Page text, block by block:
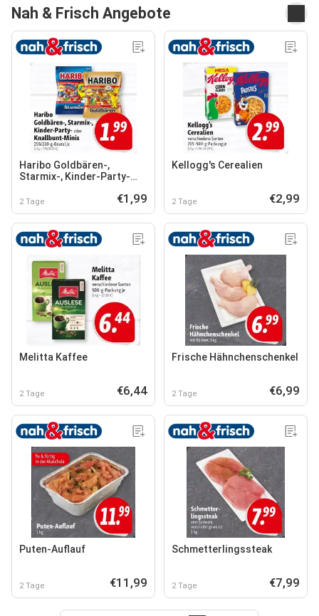
Nah & Frisch Angebote
Haribo Goldbären-,
Starmix-, Kinder-Party-
2 Tage €1,99
Kellogg's Cerealien
2 Tage €2,99
Melitta Kaffee
2 Tage €6,44
Frische Hähnchenschenkel
2 Tage €6,99
Puten-Auflauf
2 Tage €11,99
Schmetterlingssteak
2 Tage €7,99